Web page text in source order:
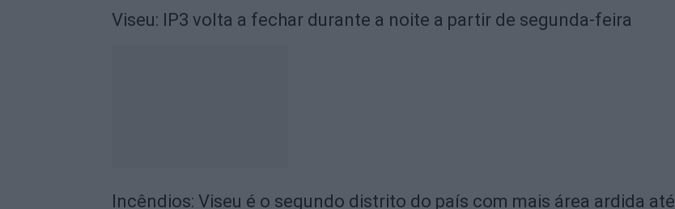
Viseu: IP3 volta a fechar durante a noite a partir de segunda-feira
Incêndios: Viseu é o segundo distrito do país com mais área ardida até